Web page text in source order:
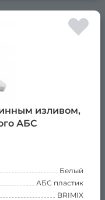
изливом,
АБС
Белый
АБС пластик
BRIMIX